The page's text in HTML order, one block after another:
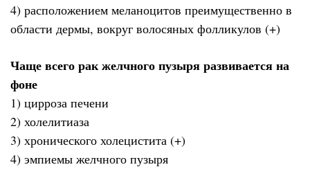
4) расположением меланоцитов преимущественно в
области дермы, вокруг волосяных фолликулов (+)
Чаще всего рак желчного пузыря развивается на
фоне
1) цирроза печени
2) холелитиаза
3) хронического холецистита (+)
4) эмпиемы желчного пузыря